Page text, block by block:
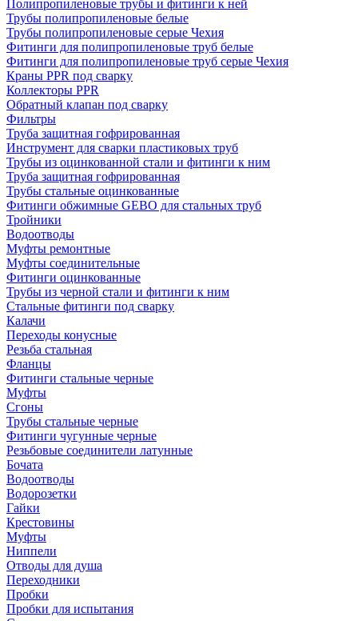
Полипропиленовые трубы и фитинги к ней
Трубы полипропиленовые белые
Трубы полипропиленовые серые Чехия
Фитинги для полипропиленовые труб белые
Фитинги для полипропиленовые труб серые Чехия
Краны PPR под сварку
Коллекторы PPR
Обратный клапан под сварку
Фильтры
Труба защитная гофрированная
Инструмент для сварки пластиковых труб
Трубы из оцинкованной стали и фитинги к ним
Труба защитная гофрированная
Трубы стальные оцинкованные
Фитинги обжимные GEBO для стальных труб
Тройники
Водоотводы
Муфты ремонтные
Муфты соединительные
Фитинги оцинкованные
Трубы из черной стали и фитинги к ним
Стальные фитинги под сварку
Калачи
Переходы конусные
Резьба стальная
Фланцы
Фитинги стальные черные
Муфты
Сгоны
Трубы стальные черные
Фитинги чугунные черные
Резьбовые соединители латунные
Бочата
Водоотводы
Водорозетки
Гайки
Крестовины
Муфты
Ниппели
Отводы для душа
Переходники
Пробки
Пробки для испытания